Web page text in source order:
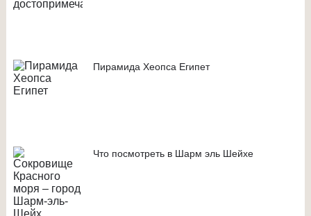
Пирамида Хеопса Египет
Что посмотреть в Шарм эль Шейхе